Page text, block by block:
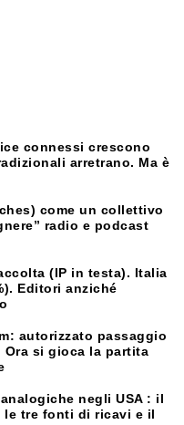
connessi crescono
arretrano. Ma è
come un collettivo
radio e podcast
(IP in testa). Italia
Editori anziché
autorizzato passaggio
Ora si gioca la partita
negli USA : il
le tre fonti di ricavi e il